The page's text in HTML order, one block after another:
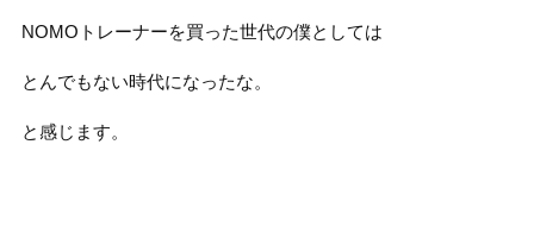
NOMOトレーナーを買った世代の僕としては
とんでもない時代になったな。
と感じます。